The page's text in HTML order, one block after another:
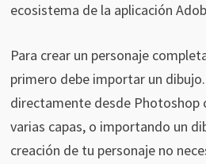
ecosistema de la aplicación
Para crear un personaje
primero debe importar un
directamente desde Photoshop
varias capas, o importando un
creación de tu personaje no